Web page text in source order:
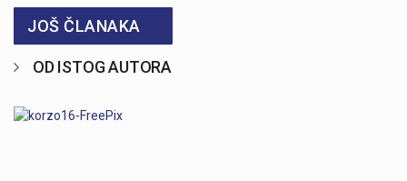
JOŠ ČLANAKA
OD ISTOG AUTORA